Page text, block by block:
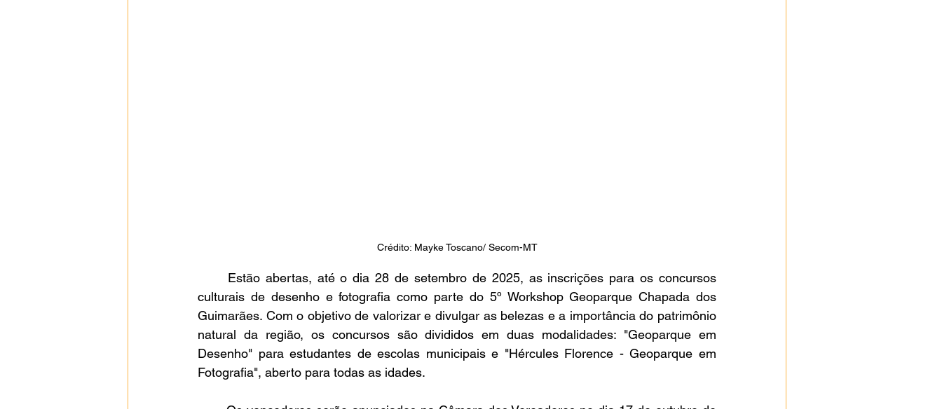
Crédito: Mayke Toscano/ Secom-MT
culturais de desenho e fotografia como parte do 5º Workshop Geoparque Chapada dos
Guimarães. Com o objetivo de valorizar e divulgar as belezas e a importância do patrimônio
natural da região, os concursos são divididos em duas modalidades: "Geoparque em
Desenho" para estudantes de escolas municipais e "Hércules Florence - Geoparque em
Fotografia", aberto para todas as idades.